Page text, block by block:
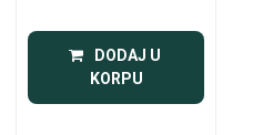
DODAJ U
KORPU